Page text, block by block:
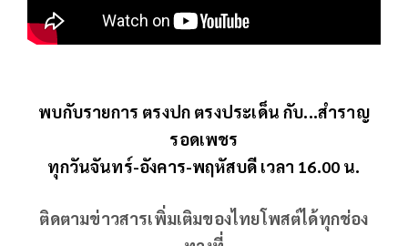
พบกับรายการ ตรงปก ตรงประเด็น กับ...สำราญ
รอดเพชร
ทุกวันจันทร์-อังคาร-พฤหัสบดี เวลา 16.00 น.
ติดตามข่าวสารเพิ่มเติมของไทยโพสต์ได้ทุกช่อง